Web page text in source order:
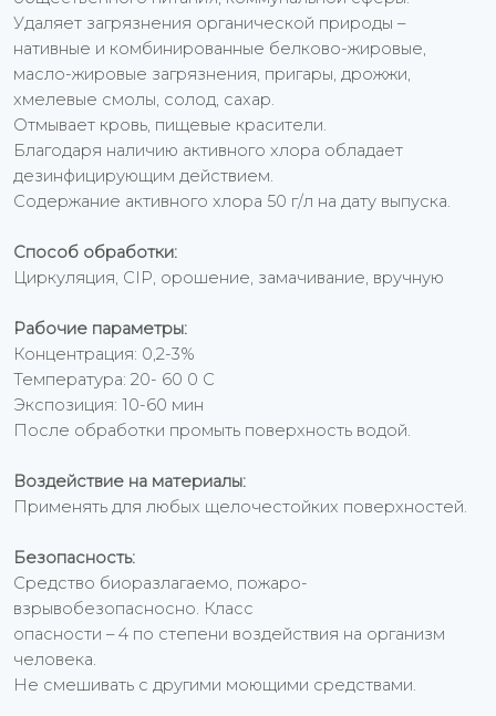
Удаляет загрязнения органической природы –
нативные и комбинированные белково-жировые,
масло-жировые загрязнения, пригары, дрожжи,
хмелевые смолы, солод, сахар.
Отмывает кровь, пищевые красители.
Благодаря наличию активного хлора обладает
дезинфицирующим действием.
Содержание активного хлора 50 г/л на дату выпуска.
Способ обработки:
Циркуляция, CIP, орошение, замачивание, вручную
Рабочие параметры:
Концентрация: 0,2-3%
Температура: 20- 60 0 С
Экспозиция: 10-60 мин
После обработки промыть поверхность водой.
Воздействие на материалы:
Применять для любых щелочестойких поверхностей.
Безопасность:
Средство биоразлагаемо, пожаро-
взрывобезопасносно. Класс
опасности – 4 по степени воздействия на организм
человека.
Не смешивать с другими моющими средствами.